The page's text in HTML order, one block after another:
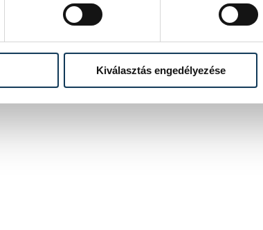
Kiválasztás engedélyezése